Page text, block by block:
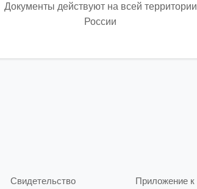
Документы действуют на всей территории
России
Свидетельство
Приложение к